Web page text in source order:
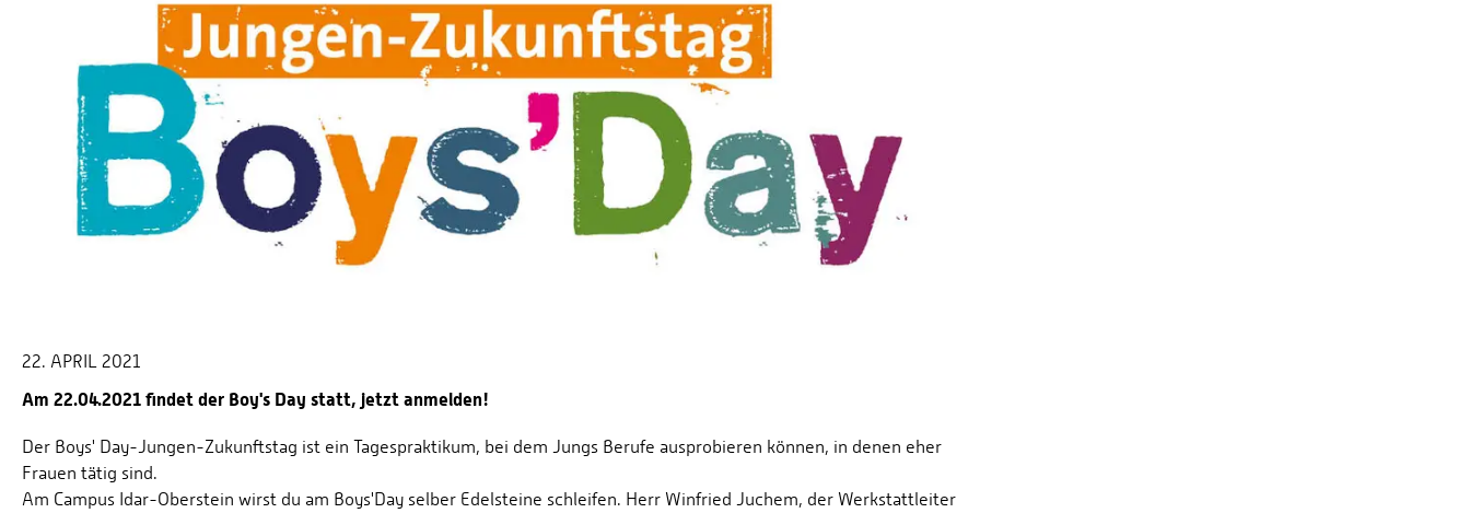
22. APRIL 2021
Am 22.04.2021 findet der Boy's Day statt, jetzt anmelden!
Der Boys' Day-Jungen-Zukunftstag ist ein Tagespraktikum, bei dem Jungs Berufe ausprobieren können, in denen eher
Frauen tätig sind.
Am Campus Idar-Oberstein wirst du am Boys'Day selber Edelsteine schleifen. Herr Winfried Juchem, der Werkstattleiter